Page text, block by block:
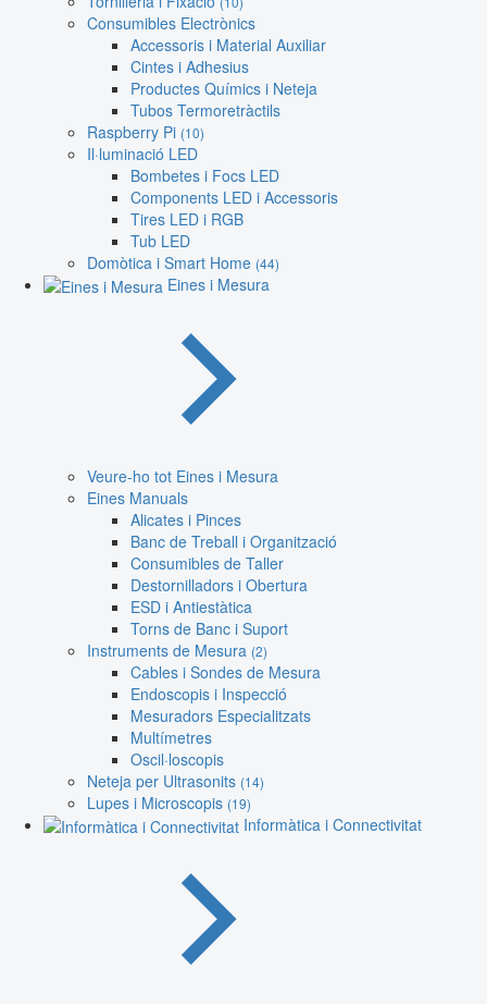
Consumibles Electrònics
Accessoris i Material Auxiliar
Cintes i Adhesius
Productes Químics i Neteja
Tubos Termoretràctils
Raspberry Pi (10)
Il·luminació LED
Bombetes i Focs LED
Components LED i Accessoris
Tires LED i RGB
Tub LED
Domòtica i Smart Home (44)
Eines i Mesura
Veure-ho tot Eines i Mesura
Eines Manuals
Alicates i Pinces
Banc de Treball i Organització
Consumibles de Taller
Destornilladors i Obertura
ESD i Antiestàtica
Torns de Banc i Suport
Instruments de Mesura (2)
Cables i Sondes de Mesura
Endoscopis i Inspecció
Mesuradors Especialitzats
Multímetres
Oscil·loscopis
Neteja per Ultrasonits (14)
Lupes i Microscopis (19)
Informàtica i Connectivitat